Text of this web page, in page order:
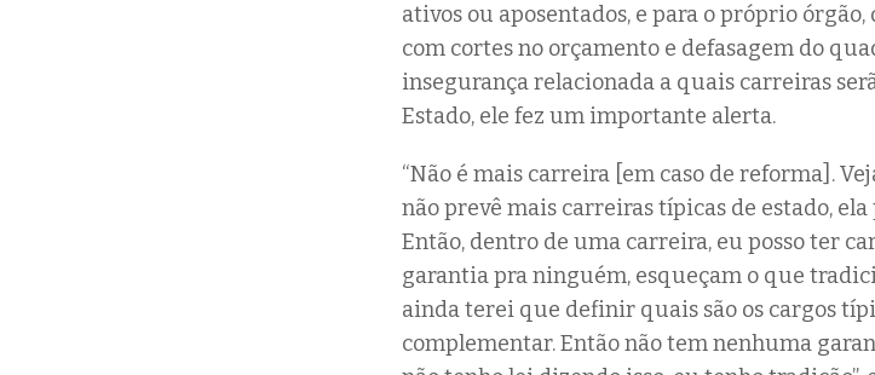
ativos ou aposentados, e para o próprio
com cortes no orçamento e defasagem do
insegurança relacionada a quais carreiras
Estado, ele fez um importante alerta.
“Não é mais carreira [em caso de reforma].
não prevê mais carreiras típicas de estado,
Então, dentro de uma carreira, eu posso ter
garantia pra ninguém, esqueçam o que
ainda terei que definir quais são os cargos
complementar. Então não tem nenhuma